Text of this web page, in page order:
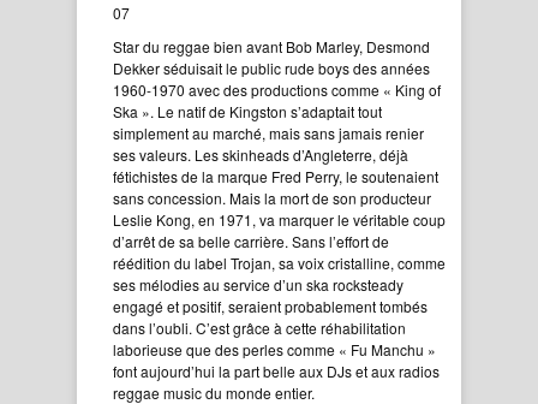
07
Star du reggae bien avant Bob Marley, Desmond
Dekker séduisait le public rude boys des années
1960-1970 avec des productions comme « King of
Ska ». Le natif de Kingston s’adaptait tout
simplement au marché, mais sans jamais renier
ses valeurs. Les skinheads d’Angleterre, déjà
fétichistes de la marque Fred Perry, le soutenaient
sans concession. Mais la mort de son producteur
Leslie Kong, en 1971, va marquer le véritable coup
d’arrêt de sa belle carrière. Sans l’effort de
réédition du label Trojan, sa voix cristalline, comme
ses mélodies au service d’un ska rocksteady
engagé et positif, seraient probablement tombés
dans l’oubli. C’est grâce à cette réhabilitation
laborieuse que des perles comme « Fu Manchu »
font aujourd’hui la part belle aux DJs et aux radios
reggae music du monde entier.